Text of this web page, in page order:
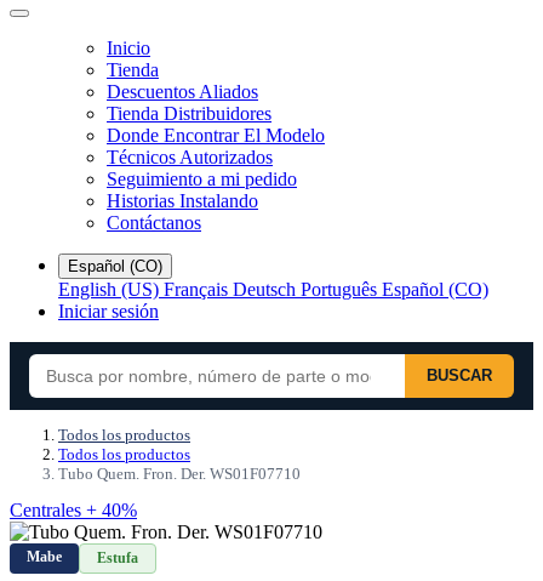
Inicio
Tienda
Descuentos Aliados
Tienda Distribuidores
Donde Encontrar El Modelo
Técnicos Autorizados
Seguimiento a mi pedido
Historias Instalando
Contáctanos
Español (CO)
English (US) Français Deutsch Português Español (CO)
Iniciar sesión
BUSCAR
Todos los productos
Todos los productos
Tubo Quem. Fron. Der. WS01F07710
Centrales + 40%
Mabe Estufa